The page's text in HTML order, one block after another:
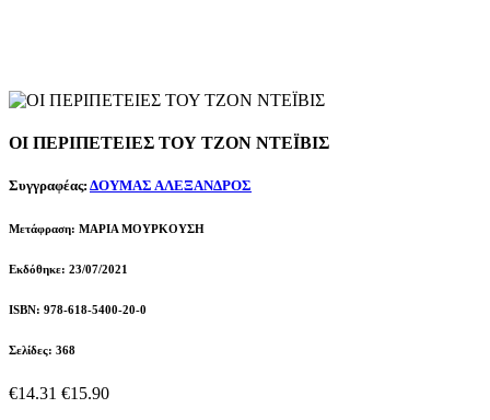
ΟΙ ΠΕΡΙΠΕΤΕΙΕΣ ΤΟΥ ΤΖΟΝ ΝΤΕΪΒΙΣ
Συγγραφέας: ΔΟΥΜΑΣ ΑΛΕΞΑΝΔΡΟΣ
Μετάφραση: ΜΑΡΙΑ ΜΟΥΡΚΟΥΣΗ
Εκδόθηκε: 23/07/2021
ISBN: 978-618-5400-20-0
Σελίδες: 368
€14.31 €15.90